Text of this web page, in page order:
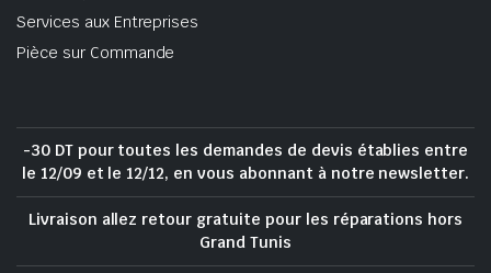
Services aux Entreprises
Pièce sur Commande
-30 DT pour toutes les demandes de devis établies entre
le 12/09 et le 12/12, en vous abonnant à notre newsletter.
Livraison allez retour gratuite pour les réparations hors
Grand Tunis